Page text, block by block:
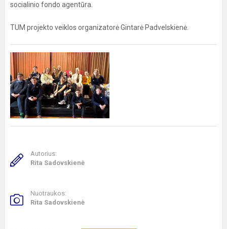
socialinio fondo agentūra.
TUM projekto veiklos organizatorė Gintarė Padvelskienė.
Autorius:
Rita Sadovskienė
Nuotraukos:
Rita Sadovskienė